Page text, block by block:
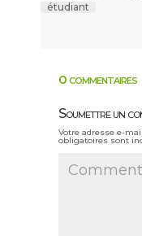
étudiant
0 commentaires
Soumettre un
Votre adresse e-
obligatoires sont